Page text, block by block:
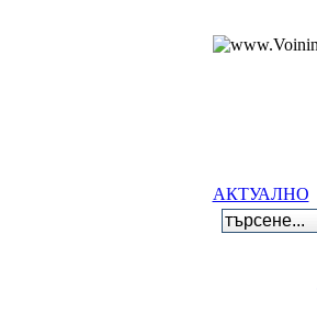
АКТУАЛНО